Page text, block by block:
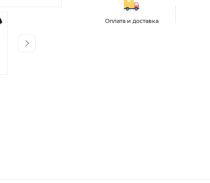
Оплата и доставка